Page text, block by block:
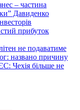
– частина
Давиденко
прибуток
не подаватиме
названо причину
Чехія більше не